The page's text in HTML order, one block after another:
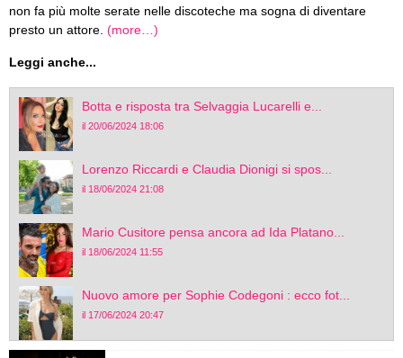
non fa più molte serate nelle discoteche ma sogna di diventare
presto un attore. (more…)
Leggi anche...
Botta e risposta tra Selvaggia Lucarelli e...
il 20/06/2024 18:06
Lorenzo Riccardi e Claudia Dionigi si spos...
il 18/06/2024 21:08
Mario Cusitore pensa ancora ad Ida Platano...
il 18/06/2024 11:55
Nuovo amore per Sophie Codegoni : ecco fot...
il 17/06/2024 20:47